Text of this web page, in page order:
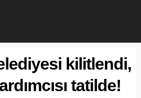
kilitlendi,
tatilde!